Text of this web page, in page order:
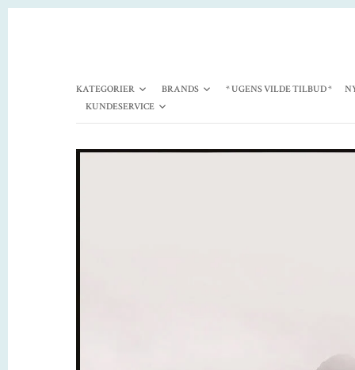
KATEGORIER BRANDS * UGENS VILDE TILBUD *
KUNDESERVICE